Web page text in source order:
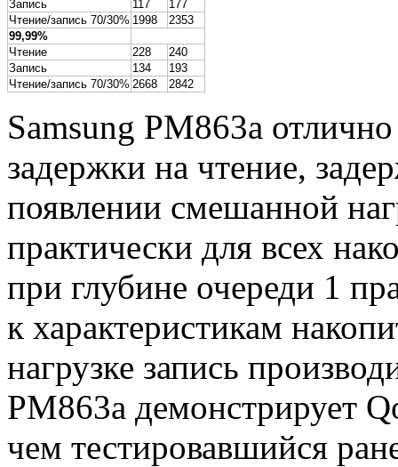
Запись
117
177
Чтение/запись 70/30% 1998
2353
99,99%
Чтение
228
240
Запись
134
193
Чтение/запись 70/30% 2668 2842
Samsung PM863a
задержки на чтение,
появлении смешанной
практически для всех
при глубине очереди 1
к характеристикам
нагрузке запись
PM863a демонстрирует
чем тестировавшийся